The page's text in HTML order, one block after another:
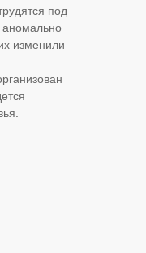
под
изменили